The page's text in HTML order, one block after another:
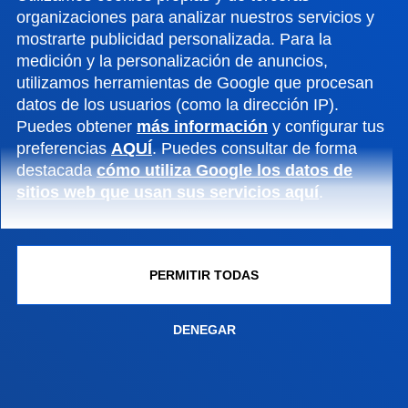
organizaciones para analizar nuestros servicios y
mostrarte publicidad personalizada. Para la
medición y la personalización de anuncios,
utilizamos herramientas de Google que procesan
datos de los usuarios (como la dirección IP).
Puedes obtener más información y configurar tus
preferenciasAQUÍ. Puedes consultar de forma
destacadacómo utiliza Google los datos de
sitios web que usan sus servicios aquí.
PERMITIR TODAS
DENEGAR
Contacto
Campus San Sebastián
Conoce el campus
+34 943 326 600
Contacto
Sede Vitoria
Sede Madrid